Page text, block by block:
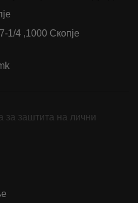
4 ,1000 Скопје
за заштита на лични